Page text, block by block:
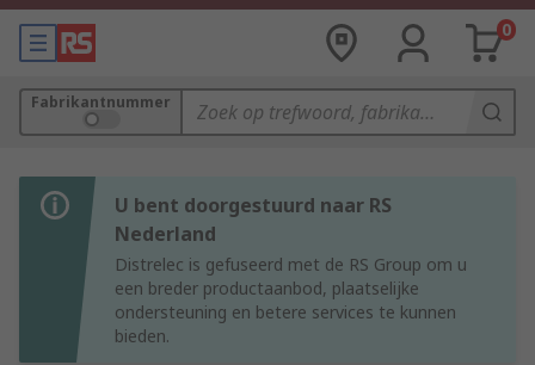
0
Fabrikantnummer
U bent doorgestuurd naar RS
Nederland
Distrelec is gefuseerd met de RS Group om u
een breder productaanbod, plaatselijke
ondersteuning en betere services te kunnen
bieden.